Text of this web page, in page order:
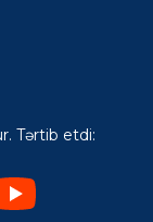
Tərtib etdi: